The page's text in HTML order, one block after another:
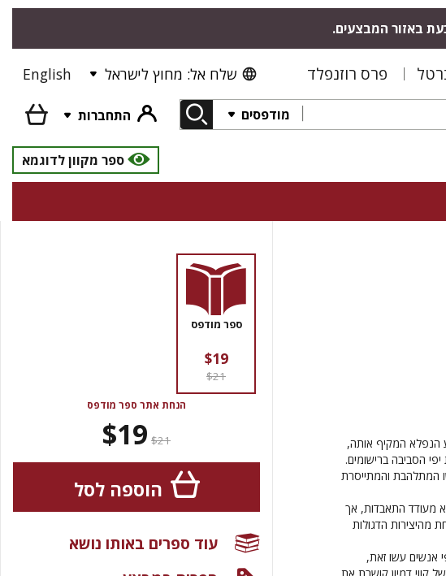
באזור המבצעים.
פרס רוזנפלד שלח אל: מחוץ לישראל English
מודפסים
התחברות
ספר מקוון לדוגמא
הנפלא המקיף אותה,
הסביבה ברישומים.
המתלהבת והמתייסרת
מעודד התאבדות, אך
מהיצירות הדגולות
אנשים עשו זאת,
ספר מודפס
$19
$21
הנחת אתר ספר מודפס
$21
$19
הוספה לסל
עוד ספרים באותו נושא